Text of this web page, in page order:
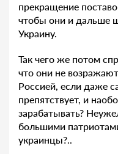
прекращение
чтобы они и дальше
Украину.
Так чего же потом
что они не
Россией, если даже
препятствует, и
зарабатывать?
большими
украинцы?..